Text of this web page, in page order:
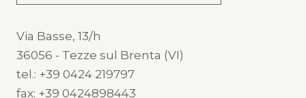
Via Basse, 13/h
36056 - Tezze sul Brenta (VI)
tel.: +39 0424 219797
fax: +39 0424898443